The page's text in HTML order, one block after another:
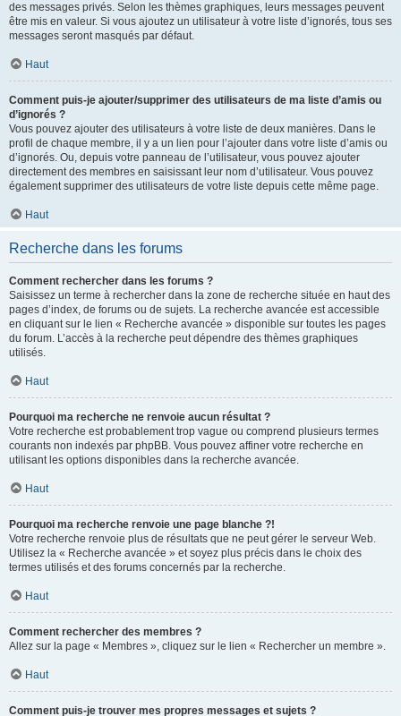
des messages privés. Selon les thèmes graphiques, leurs messages peuvent
être mis en valeur. Si vous ajoutez un utilisateur à votre liste d’ignorés, tous ses
messages seront masqués par défaut.
Haut
Comment puis-je ajouter/supprimer des utilisateurs de ma liste d’amis ou
d’ignorés ?
Vous pouvez ajouter des utilisateurs à votre liste de deux manières. Dans le
profil de chaque membre, il y a un lien pour l’ajouter dans votre liste d’amis ou
d’ignorés. Ou, depuis votre panneau de l’utilisateur, vous pouvez ajouter
directement des membres en saisissant leur nom d’utilisateur. Vous pouvez
également supprimer des utilisateurs de votre liste depuis cette même page.
Haut
Recherche dans les forums
Comment rechercher dans les forums ?
Saisissez un terme à rechercher dans la zone de recherche située en haut des
pages d’index, de forums ou de sujets. La recherche avancée est accessible
en cliquant sur le lien « Recherche avancée » disponible sur toutes les pages
du forum. L’accès à la recherche peut dépendre des thèmes graphiques
utilisés.
Haut
Pourquoi ma recherche ne renvoie aucun résultat ?
Votre recherche est probablement trop vague ou comprend plusieurs termes
courants non indexés par phpBB. Vous pouvez affiner votre recherche en
utilisant les options disponibles dans la recherche avancée.
Haut
Pourquoi ma recherche renvoie une page blanche ?!
Votre recherche renvoie plus de résultats que ne peut gérer le serveur Web.
Utilisez la « Recherche avancée » et soyez plus précis dans le choix des
termes utilisés et des forums concernés par la recherche.
Haut
Comment rechercher des membres ?
Allez sur la page « Membres », cliquez sur le lien « Rechercher un membre ».
Haut
Comment puis-je trouver mes propres messages et sujets ?